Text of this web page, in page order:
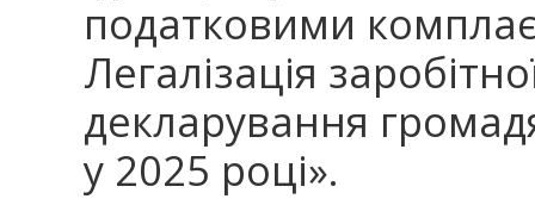
податковими
Легалізація
декларування
у 2025 році».